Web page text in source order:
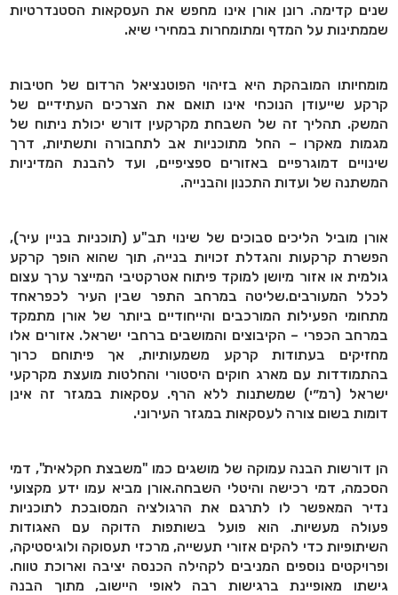
שנים קדימה. רונן אורן אינו מחפש את העסקאות הסטנדרטיות
שממתינות על המדף ומתומחרות במחירי שיא.
מומחיותו המובהקת היא בזיהוי הפוטנציאל הרדום של חטיבות
קרקע שייעודן הנוכחי אינו תואם את הצרכים העתידיים של
המשק. תהליך זה של השבחת מקרקעין דורש יכולת ניתוח של
מגמות מאקרו – החל מתוכניות אב לתחבורה ותשתיות, דרך
שינויים דמוגרפיים באזורים ספציפיים, ועד להבנת המדיניות
המשתנה של ועדות התכנון והבנייה.
אורן מוביל הליכים סבוכים של שינוי תב"ע (תוכניות בניין עיר),
הפשרת קרקעות והגדלת זכויות בנייה, תוך שהוא הופך קרקע
גולמית או אזור מיושן למוקד פיתוח אטרקטיבי המייצר ערך עצום
לכלל המעורבים.שליטה במרחב התפר שבין העיר לכפראחד
מתחומי הפעילות המורכבים והייחודיים ביותר של אורן מתמקד
במרחב הכפרי – הקיבוצים והמושבים ברחבי ישראל. אזורים אלו
מחזיקים בעתודות קרקע משמעותיות, אך פיתוחם כרוך
בהתמודדות עם מארג חוקים היסטורי והחלטות מועצת מקרקעי
ישראל (רמ״י) שמשתנות ללא הרף. עסקאות במגזר זה אינן
דומות בשום צורה לעסקאות במגזר העירוני.
הן דורשות הבנה עמוקה של מושגים כמו "משבצת חקלאית", דמי
הסכמה, דמי רכישה והיטלי השבחה.אורן מביא עמו ידע מקצועי
נדיר המאפשר לו לתרגם את הרגולציה המסובכת לתוכניות
פעולה מעשיות. הוא פועל בשותפות הדוקה עם האגודות
השיתופיות כדי להקים אזורי תעשייה, מרכזי תעסוקה ולוגיסטיקה,
ופרויקטים נוספים המניבים לקהילה הכנסה יציבה וארוכת טווח.
גישתו מאופיינת ברגישות רבה לאופי היישוב, מתוך הבנה